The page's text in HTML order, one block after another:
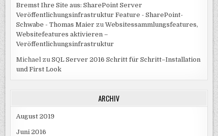
Bremst Ihre Site aus: SharePoint Server
Veröffentlichungsinfrastruktur Feature - SharePoint-
Schwabe - Thomas Maier zuWebsitessammlungsfeatures,
Websitefeatures aktivieren –
Veröffentlichungsinfrastruktur
Michael zuSQL Server 2016 Schritt für Schritt–Installation
und First Look
ARCHIV
August 2019
Juni 2016